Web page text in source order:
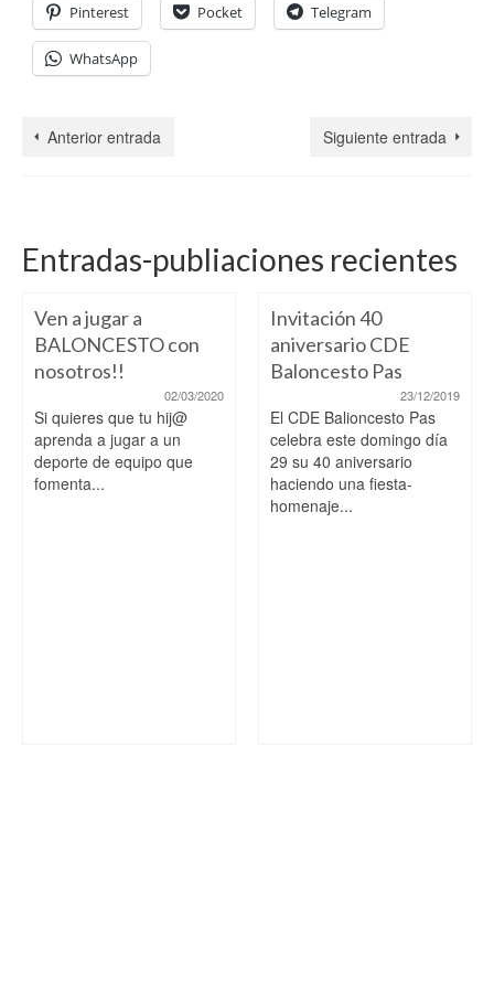
Pinterest Pocket Telegram
WhatsApp
Anterior entrada Siguiente entrada
Entradas-publiaciones recientes
Ven a jugar a
BALONCESTO con
nosotros!!
02/03/2020
Si quieres que tu hij@
aprenda a jugar a un
deporte de equipo que
fomenta...
Invitación 40
aniversario CDE
Baloncesto Pas
23/12/2019
El CDE Balioncesto Pas
celebra este domingo día
29 su 40 aniversario
haciendo una fiesta-
homenaje...